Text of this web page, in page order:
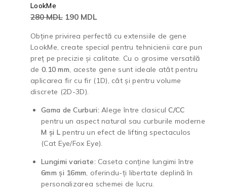
LookMe
280MDL 190 MDL
Obține privirea perfectă cu extensiile de gene
LookMe, create special pentru tehnicienii care pun
preț pe precizie și calitate. Cu o grosime versatilă
de 0.10 mm , aceste gene sunt ideale atât pentru
aplicarea fir cu fir (1D), cât și pentru volume
discrete (2D-3D).
Gama de Curburi: Alege între clasiculC/CC
pentru un aspect natural sau curburile moderne
M și Lpentru un efect de lifting spectaculos
(Cat Eye/Fox Eye).
Lungimi variate: Caseta conține lungimi între
6mm și 16mm , oferindu-ți libertate deplină în
personalizarea schemei de lucru.